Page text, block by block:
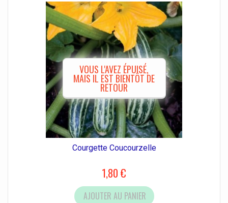
VOUS L'AVEZ ÉPUISÉ,
MAIS IL EST BIENTÔT DE
RETOUR
Courgette Coucourzelle
1,80 €
AJOUTER AU PANIER